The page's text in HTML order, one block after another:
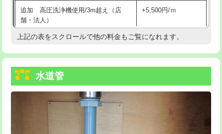
給水管工事※（塩ビ管（VP・HI）使
用/3ｍまで)
33,000円
給水管工事※（塩ビ管（VP・HI）使
+8,800円
給水管工事※（ライニング鋼管・銅
管・ポリ管・HT管使用/3ｍまで)
給水管工事※（ライニング鋼管・銅
管・ポリ管・HT管使用/3ｍ超え)
排水管工事（土の掘削・埋め戻し作
11,000円~
追加 高圧洗浄機使用/3m超え（店
舗・法人）
+5,500円/ｍ
高度高圧洗浄換 現地調査
トーラー機使用/3mまで
追加トーラー機使用/3m超え
33,000円
上記の表をスクロールで他の料金もご覧になれます。
水道管